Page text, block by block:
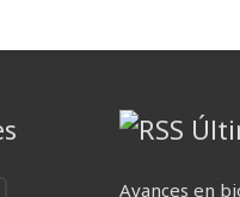
Avances en